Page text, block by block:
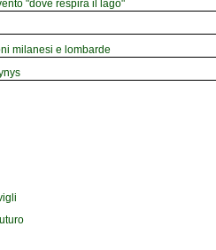
"dove respira il lago"
milanesi e lombarde